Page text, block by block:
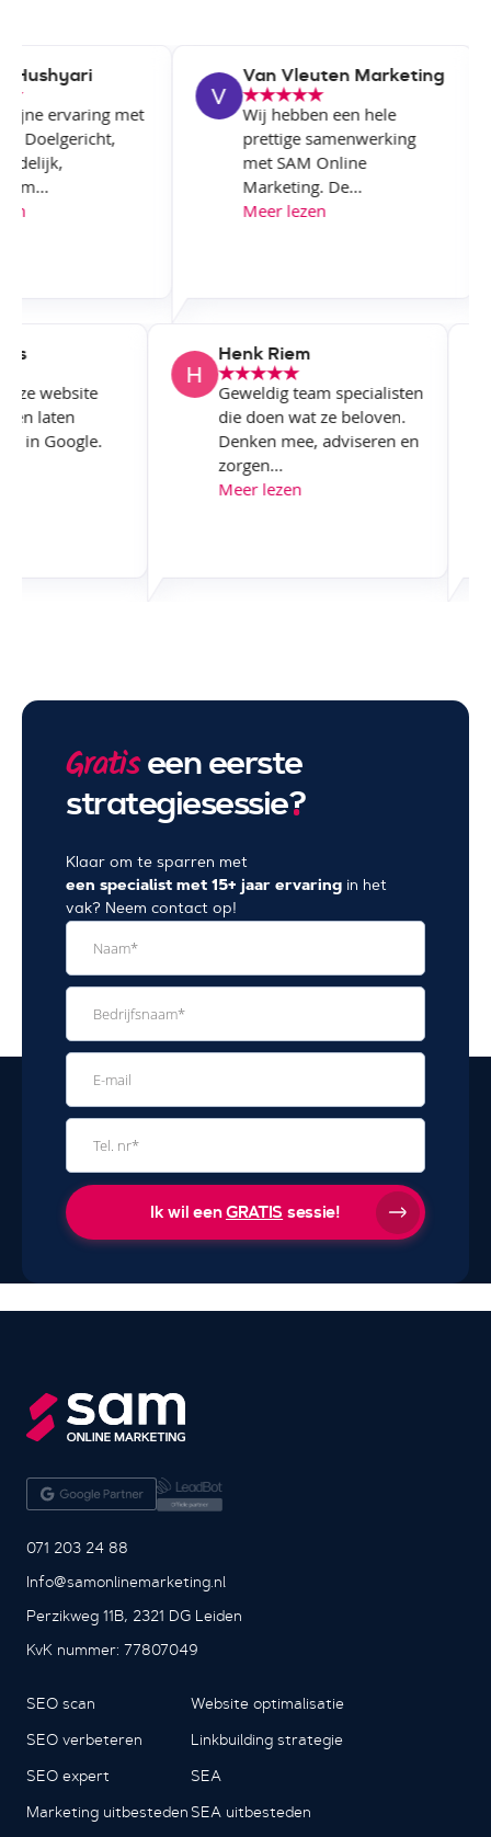
ervaring met
Doelgericht,
Van Vleuten Marketing
Wij hebben een hele
prettige samenwerking
met SAM Online
Marketing. De...
Meer lezen
onze website
en laten
in Google.
Henk Riem
Geweldig team specialisten
die doen wat ze beloven.
Denken mee, adviseren en
zorgen...
Meer lezen
Gratiseen eerste
strategiesessie?
Klaar om te sparren met
een specialist met 15+ jaar ervaring in het
vak? Neem contact op!
Ik wil eenGRATIS sessie!
071 203 24 88
Info@samonlinemarketing.nl
Perzikweg 11B, 2321 DG Leiden
KvK nummer: 77807049
SEO scan
SEO verbeteren
SEO expert
Marketing uitbesteden
Website optimalisatie
Linkbuilding strategie
SEA
SEA uitbesteden